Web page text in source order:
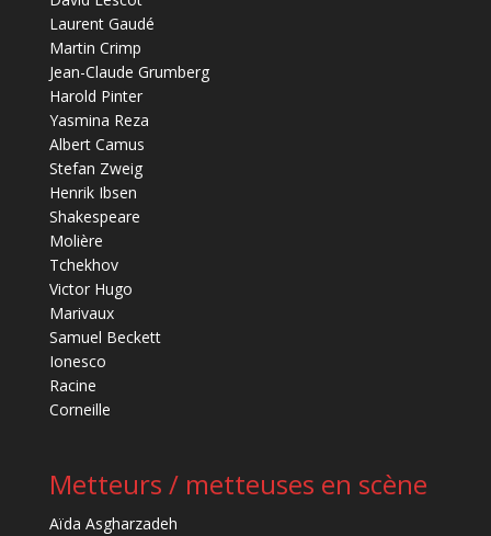
Laurent Gaudé
Martin Crimp
Jean-Claude Grumberg
Harold Pinter
Yasmina Reza
Albert Camus
Stefan Zweig
Henrik Ibsen
Shakespeare
Molière
Tchekhov
Victor Hugo
Marivaux
Samuel Beckett
Ionesco
Racine
Corneille
Metteurs / metteuses en scène
Aïda Asgharzadeh